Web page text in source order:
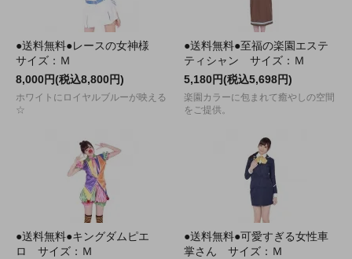
●送料無料●レースの女神様
サイズ：Ｍ
8,000円(税込8,800円)
ホワイトにロイヤルブルーが映える
☆
●送料無料●至福の楽園エステ
ティシャン サイズ：Ｍ
5,180円(税込5,698円)
楽園カラーに包まれて癒やしの空間
をご提供。
●送料無料●キングダムピエ
ロ サイズ：Ｍ
●送料無料●可愛すぎる女性車
掌さん サイズ：Ｍ